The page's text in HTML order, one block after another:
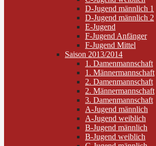
D-Jugend männlich 1
D-Jugend männlich 2
E-Jugend
F-Jugend Anfänger
F-Jugend Mittel
Saison 2013/2014
1. Damenmannschaft
1. Männermannschaft
2. Damenmannschaft
2. Männermannschaft
3. Damenmannschaft
A-Jugend männlich
A-Jugend weiblich
B-Jugend männlich
B-Jugend weiblich